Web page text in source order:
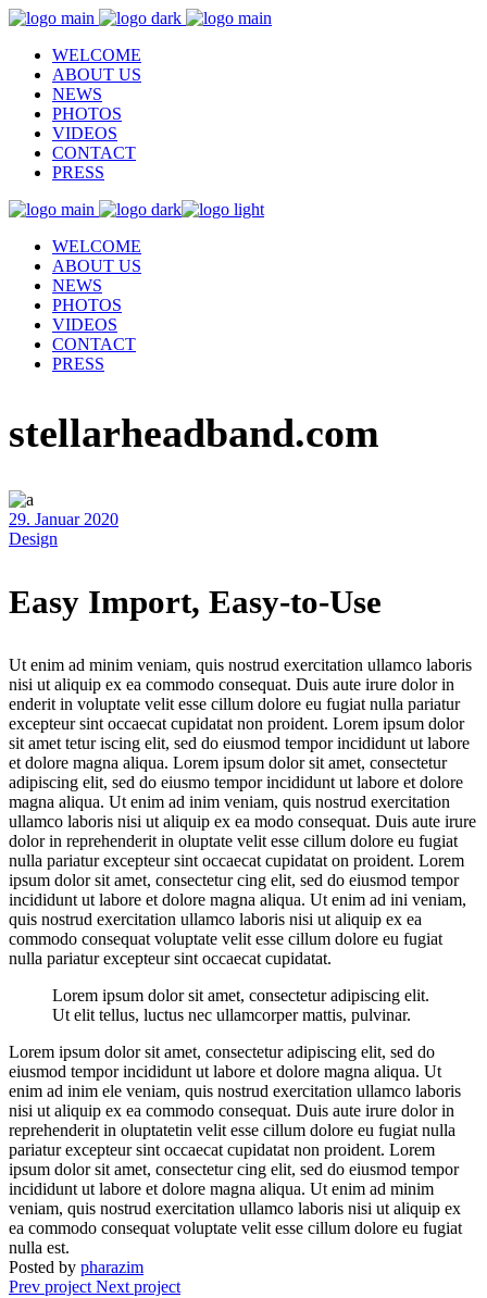
WELCOME
ABOUT US
NEWS
PHOTOS
VIDEOS
CONTACT
PRESS
WELCOME
ABOUT US
NEWS
PHOTOS
VIDEOS
CONTACT
PRESS
stellarheadband.com
29. Januar 2020
Design
Easy Import, Easy-to-Use
Ut enim ad minim veniam, quis nostrud exercitation ullamco laboris
nisi ut aliquip ex ea commodo consequat. Duis aute irure dolor in
enderit in voluptate velit esse cillum dolore eu fugiat nulla pariatur
excepteur sint occaecat cupidatat non proident. Lorem ipsum dolor
sit amet tetur iscing elit, sed do eiusmod tempor incididunt ut labore
et dolore magna aliqua. Lorem ipsum dolor sit amet, consectetur
adipiscing elit, sed do eiusmo tempor incididunt ut labore et dolore
magna aliqua. Ut enim ad inim veniam, quis nostrud exercitation
ullamco laboris nisi ut aliquip ex ea modo consequat. Duis aute irure
dolor in reprehenderit in oluptate velit esse cillum dolore eu fugiat
nulla pariatur excepteur sint occaecat cupidatat on proident. Lorem
ipsum dolor sit amet, consectetur cing elit, sed do eiusmod tempor
incididunt ut labore et dolore magna aliqua. Ut enim ad ini veniam,
quis nostrud exercitation ullamco laboris nisi ut aliquip ex ea
commodo consequat voluptate velit esse cillum dolore eu fugiat
nulla pariatur excepteur sint occaecat cupidatat.
Lorem ipsum dolor sit amet, consectetur adipiscing elit.
Ut elit tellus, luctus nec ullamcorper mattis, pulvinar.
Lorem ipsum dolor sit amet, consectetur adipiscing elit, sed do
eiusmod tempor incididunt ut labore et dolore magna aliqua. Ut
enim ad inim ele veniam, quis nostrud exercitation ullamco laboris
nisi ut aliquip ex ea commodo consequat. Duis aute irure dolor in
reprehenderit in oluptatetin velit esse cillum dolore eu fugiat nulla
pariatur excepteur sint occaecat cupidatat non proident. Lorem
ipsum dolor sit amet, consectetur cing elit, sed do eiusmod tempor
incididunt ut labore et dolore magna aliqua. Ut enim ad minim
veniam, quis nostrud exercitation ullamco laboris nisi ut aliquip ex
ea commodo consequat voluptate velit esse cillum dolore eu fugiat
nulla est.
Posted by pharazim
Prev project Next project